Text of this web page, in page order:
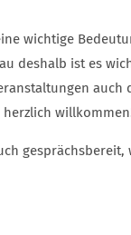
wichtige
deshalb ist es